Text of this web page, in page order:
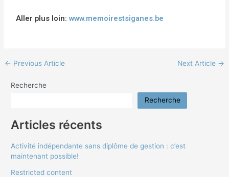
Aller plus loin:www.memoirestsiganes.be
← Previous Article Next Article →
Recherche
Recherche
Articles récents
Activité indépendante sans diplôme de gestion : c’est
maintenant possible!
Restricted content